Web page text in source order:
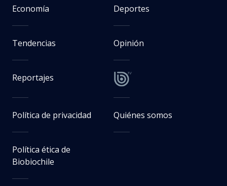
Economía Deportes
Tendencias Opinión
Reportajes
Política de privacidad Quiénes somos
Política ética de
Biobiochile